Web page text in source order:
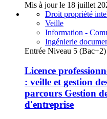
Mis à jour le 18 juillet
Droit propriété
Veille
Information -
Ingénierie
Entrée Niveau 5 (Bac+2)
Licence
: veille et gestion
parcours Gestion
d'entreprise